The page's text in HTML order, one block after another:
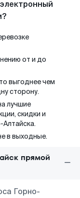
от и до
выгоднее чем
сторону.
лучшие
скидки и
в выходные.
прямой
Горно-